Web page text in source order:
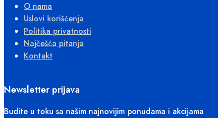
O nama
Uslovi korišćenja
Politika privatnosti
Najčešća pitanja
Kontakt
Newsletter prijava
Budite u toku sa našim najnovijim ponudama i akcijama